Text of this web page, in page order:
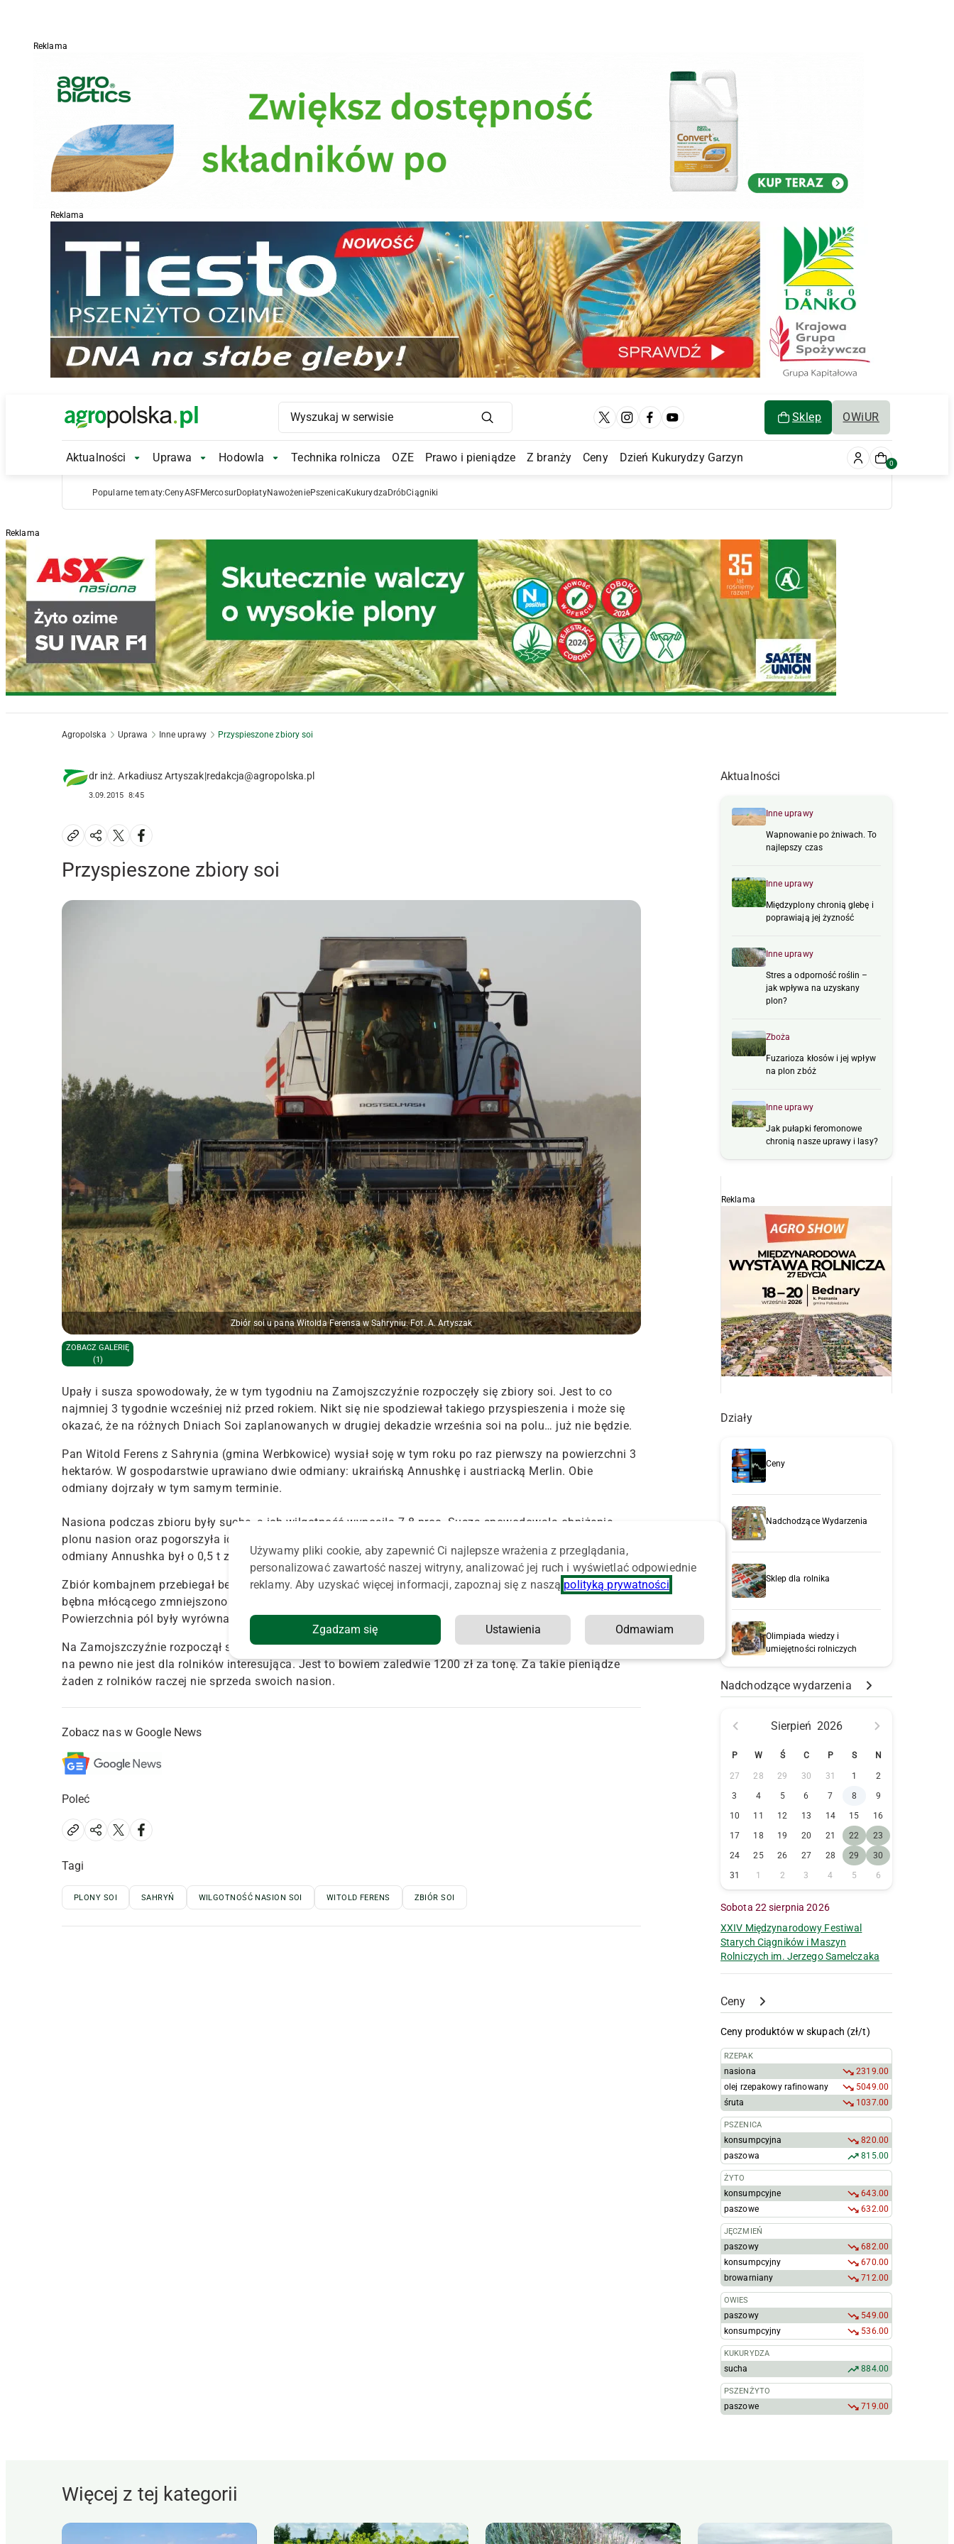
Reklama
Reklama
Main Logo Sklep OWiUR
Main Navigation
Aktualności Aktualności Submenu
Uprawa Uprawa Submenu
Hodowla Hodowla Submenu
Technika rolnicza OZE Prawo i pieniądze Z branży Ceny Dzień Kukurydzy Garzyn 0
Popularne tematy:CenyASFMercosurDopłatyNawożeniePszenica Kukurydza DróbCiągniki
Reklama
Agropolska Uprawa Inne uprawy Przyspieszone zbiory soi
dr inż. Arkadiusz Artyszak|redakcja@agropolska.pl
3.09.2015 8:45
Przyspieszone zbiory soi
Zbiór soi u pana Witolda Ferensa w Sahryniu. Fot. A. Artyszak
ZOBACZ GALERIĘ
(1)
Upały i susza spowodowały, że w tym tygodniu na Zamojszczyźnie rozpoczęły się zbiory soi. Jest to co
najmniej 3 tygodnie wcześniej niż przed rokiem. Nikt się nie spodziewał takiego przyspieszenia i może się
okazać, że na różnych Dniach Soi zaplanowanych w drugiej dekadzie września soi na polu… już nie będzie.
Pan Witold Ferens z Sahrynia (gmina Werbkowice) wysiał soję w tym roku po raz pierwszy na powierzchni 3
hektarów. W gospodarstwie uprawiano dwie odmiany: ukraińską Annushkę i austriacką Merlin. Obie
odmiany dojrzały w tym samym terminie.
Nasiona podczas zbioru były suche, a ich wilgotność wynosiła 7-8 proc. Susza spowodowała obniżenie
plonu nasion oraz pogorszyła ich wykształcenie. Plon nasion odmiany Merlin wyniósł około 2 t z hektara, a
odmiany Annushka był o 0,5 t z hektara mniejszy. Natomiast pogoda sprzyjała przeprowadzeniu zbioru.
Zbiór kombajnem przebiegał bez żadnych problemów, mimo że był przeprowadzany po raz pierwszy. Obroty
bębna młócącego zmniejszono do minimalnych, a szczelinę roboczą zwiększono maksymalnie.
Powierzchnia pól były wyrównane, co pozwoliło ścinać rośliny bardzo nisko.
Na Zamojszczyźnie rozpoczął się także skup soi, ale pierwsza propozycja ceny wystawiona przez odbiorców
na pewno nie jest dla rolników interesująca. Jest to bowiem zaledwie 1200 zł za tonę. Za takie pieniądze
żaden z rolników raczej nie sprzeda swoich nasion.
Zobacz nas w Google News
Poleć
Tagi
PLONY SOI SAHRYŃ WILGOTNOŚĆ NASION SOI WITOLD FERENS ZBIÓR SOI
Aktualności
Inne uprawy
Wapnowanie po żniwach. To
najlepszy czas
Inne uprawy
Międzyplony chronią glebę i
poprawiają jej żyzność
Inne uprawy
Stres a odporność roślin –
jak wpływa na uzyskany
plon?
Zboża
Fuzarioza kłosów i jej wpływ
na plon zbóż
Inne uprawy
Jak pułapki feromonowe
chronią nasze uprawy i lasy?
Reklama
Działy
Ceny
Nadchodzące Wydarzenia
Sklep dla rolnika
Olimpiada wiedzy i
umiejętności rolniczych
Nadchodzące wydarzenia
Sierpień 2026
P W Ś C P S N
27 28 29 30 31 1
2
3
4 5 6 7 8
9
10
11 12 13 14 15
16
17
18 19 20 21 22
23
24
25 26 27 28 29
30
31
1 2 3 4 5 6
Sobota 22 sierpnia 2026
XXIV Międzynarodowy Festiwal
Starych Ciągników i Maszyn
Rolniczych im. Jerzego Samelczaka
Ceny
Ceny produktów w skupach (zł/t)
RZEPAK
nasiona
2319.00
olej rzepakowy rafinowany
5049.00
śruta
1037.00
PSZENICA
konsumpcyjna
820.00
paszowa
815.00
ŻYTO
konsumpcyjne
643.00
paszowe
632.00
JĘCZMIEŃ
paszowy
682.00
konsumpcyjny
670.00
browarniany
712.00
OWIES
paszowy
549.00
konsumpcyjny
536.00
KUKURYDZA
sucha 884.00
PSZENŻYTO
paszowe 719.00
Więcej z tej kategorii
Używamy pliki cookie, aby zapewnić Ci najlepsze wrażenia z przeglądania,
personalizować zawartość naszej witryny, analizować jej ruch i wyświetlać odpowiednie
reklamy. Aby uzyskać więcej informacji, zapoznaj się z naszą polityką prywatności
Zgadzam się Ustawienia Odmawiam